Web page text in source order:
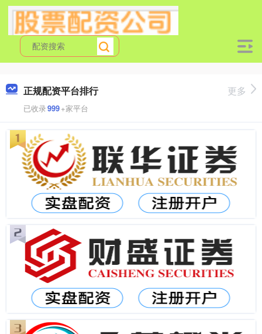
正规配资平台排行
已收录999+家平台
更多